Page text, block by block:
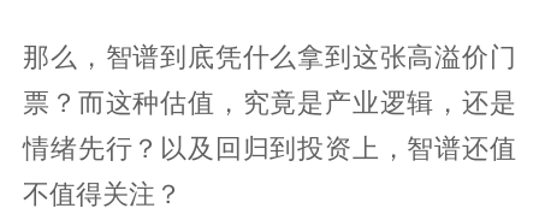
那么，智谱到底凭什么拿到这张高溢价门
票？而这种估值，究竟是产业逻辑，还是
情绪先行？以及回归到投资上，智谱还值
不值得关注？